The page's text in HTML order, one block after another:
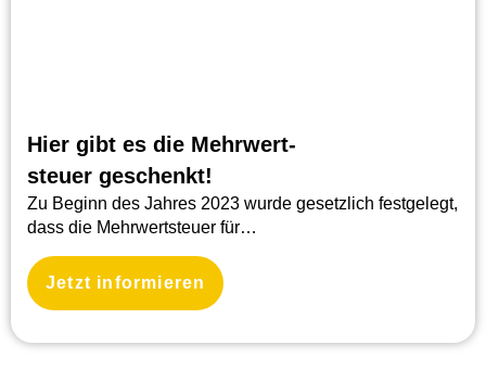
Hier gibt es die Mehrwert-
steuer geschenkt!
Zu Beginn des Jahres 2023 wurde gesetzlich festgelegt,
dass die Mehrwertsteuer für…
Jetzt informieren